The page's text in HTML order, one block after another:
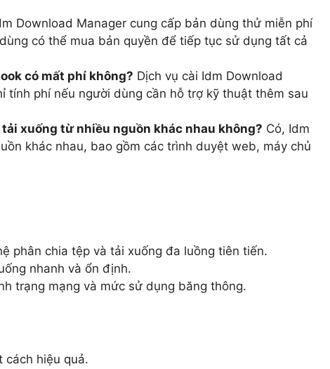
Download Manager cung cấp bản dùng thử miễn phí
có thể mua bản quyền để tiếp tục sử dụng tất cả
có mất phí không? Dịch vụ cài Idm Download
tính phí nếu người dùng cần hỗ trợ kỹ thuật thêm sau
xuống từ nhiều nguồn khác nhau không? Có, Idm
khác nhau, bao gồm các trình duyệt web, máy chủ
phân chia tệp và tải xuống đa luồng tiên tiến.
nhanh và ổn định.
trạng mạng và mức sử dụng băng thông.
cách hiệu quả.